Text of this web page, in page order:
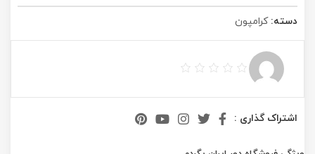
دسته: کرامپون
اشتراک گذاری :